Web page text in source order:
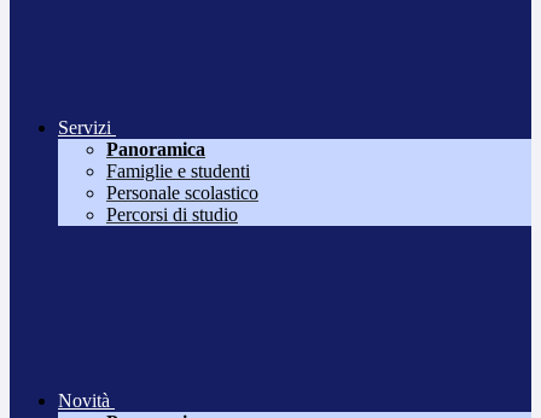
Servizi
Panoramica
Famiglie e studenti
Personale scolastico
Percorsi di studio
Novità